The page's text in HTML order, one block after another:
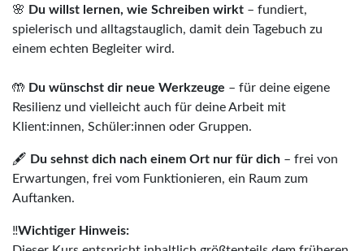
🌸 Du willst lernen, wie Schreiben wirkt – fundiert,
spielerisch und alltagstauglich, damit dein Tagebuch zu
einem echten Begleiter wird.
🤲 Du wünschst dir neue Werkzeuge – für deine eigene
Resilienz und vielleicht auch für deine Arbeit mit
Klient:innen, Schüler:innen oder Gruppen.
🖋️ Du sehnst dich nach einem Ort nur für dich – frei von
Erwartungen, frei vom Funktionieren, ein Raum zum
Auftanken.
‼️Wichtiger Hinweis: